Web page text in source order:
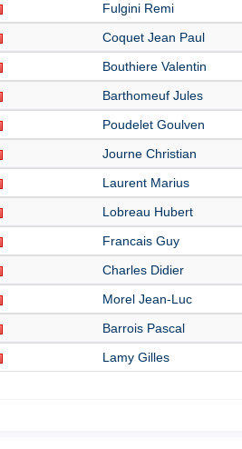
Fulgini Remi
Coquet Jean Paul
Bouthiere Valentin
Barthomeuf Jules
Poudelet Goulven
Journe Christian
Laurent Marius
Lobreau Hubert
Francais Guy
Charles Didier
Morel Jean-Luc
Barrois Pascal
Lamy Gilles